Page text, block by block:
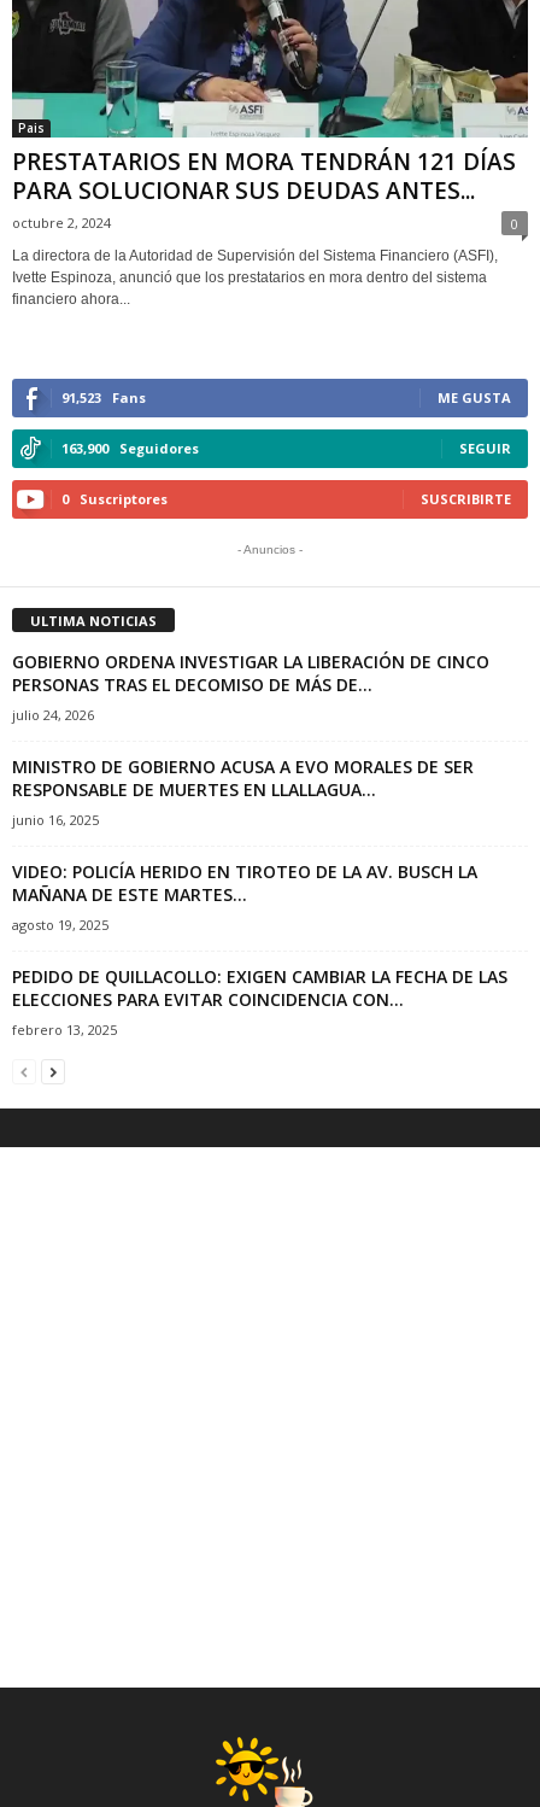
Pais
PRESTATARIOS EN MORA TENDRÁN 121 DÍAS
PARA SOLUCIONAR SUS DEUDAS ANTES...
octubre 2, 2024 0
La directora de la Autoridad de Supervisión del Sistema Financiero (ASFI),
Ivette Espinoza, anunció que los prestatarios en mora dentro del sistema
financiero ahora...
91,523 Fans ME GUSTA
163,900 Seguidores SEGUIR
0 Suscriptores SUSCRIBIRTE
- Anuncios -
ULTIMA NOTICIAS
GOBIERNO ORDENA INVESTIGAR LA LIBERACIÓN DE CINCO
PERSONAS TRAS EL DECOMISO DE MÁS DE...
julio 24, 2026
MINISTRO DE GOBIERNO ACUSA A EVO MORALES DE SER
RESPONSABLE DE MUERTES EN LLALLAGUA...
junio 16, 2025
VIDEO: POLICÍA HERIDO EN TIROTEO DE LA AV. BUSCH LA
MAÑANA DE ESTE MARTES...
agosto 19, 2025
PEDIDO DE QUILLACOLLO: EXIGEN CAMBIAR LA FECHA DE LAS
ELECCIONES PARA EVITAR COINCIDENCIA CON...
febrero 13, 2025